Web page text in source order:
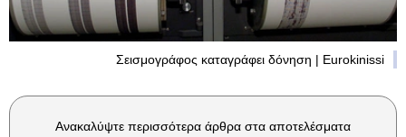
Σεισμογράφος καταγράφει δόνηση | Eurokinissi
Ανακαλύψτε περισσότερα άρθρα στα αποτελέσματα